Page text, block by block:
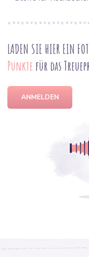
LADEN SIE HIER EIN
Punkte für das
ANMELDEN